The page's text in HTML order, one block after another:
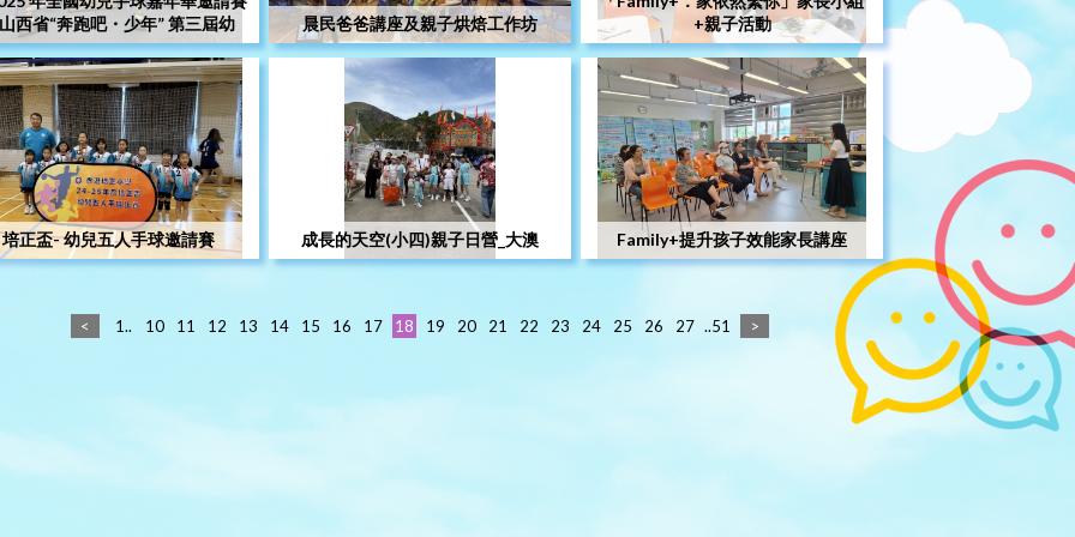
西省“奔跑吧・少年” 第三屆幼
晨民爸爸講座及親子烘焙工作坊
+親子活動
培正盃- 幼兒五人手球邀請賽 成長的天空(小四)親子日營_大澳 Family+提升孩子效能家長講座
< 1.. 10 11 12 13 14 15 16 17 18 19 20 21 22 23 24 25 26 27 ..51 >